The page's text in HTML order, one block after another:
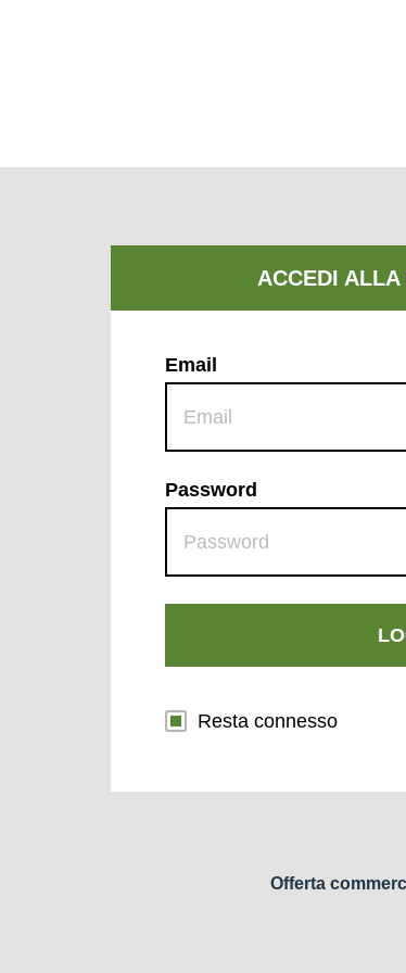
Email
Password
Resta connesso
Offerta